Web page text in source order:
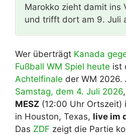
Marokko zieht damit ins
und trifft dort am 9. Juli
Wer überträgt Kanada
Fußball WM Spiel heute ist
Achtelfinale der WM
Samstag, dem 4. Juli 2026
MESZ (12:00 Uhr Ortszeit)
in Houston, Texas, live im
Das ZDF zeigt die Partie